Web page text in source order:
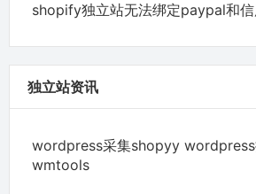
shopify独立站无法绑定paypal和
独立站资讯
wordpress采集shopyy wordpress
wmtools